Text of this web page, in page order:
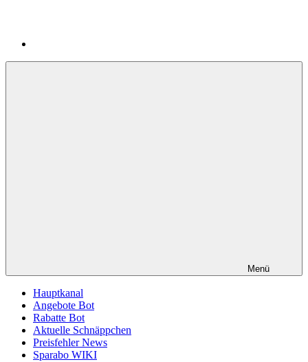
Menü
Hauptkanal
Angebote Bot
Rabatte Bot
Aktuelle Schnäppchen
Preisfehler News
Sparabo WIKI